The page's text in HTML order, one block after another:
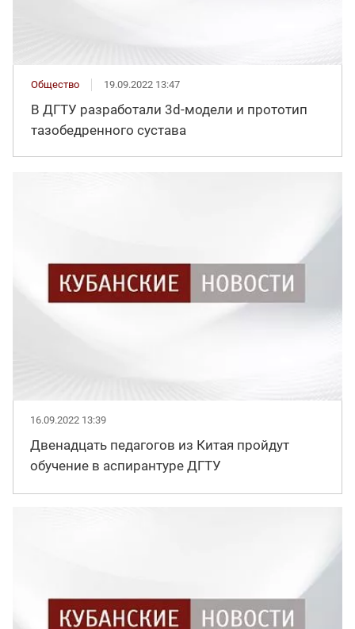
Общество 19.09.2022 13:47
В ДГТУ разработали 3d-модели и прототип
тазобедренного сустава
16.09.2022 13:39
Двенадцать педагогов из Китая пройдут
обучение в аспирантуре ДГТУ